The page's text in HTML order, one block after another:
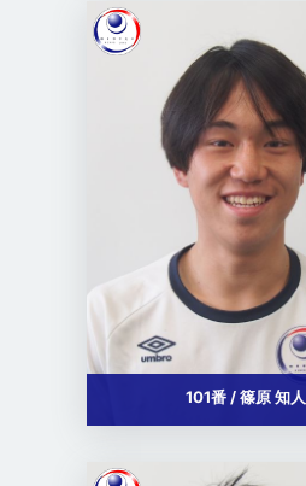
101番 / 篠原 知人